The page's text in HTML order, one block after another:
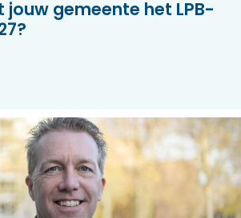
jouw gemeente het LPB-